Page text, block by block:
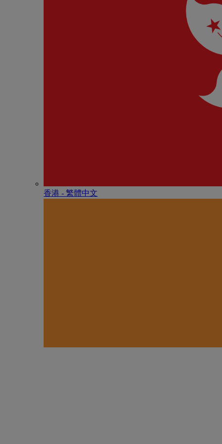
香港 - 繁體中文